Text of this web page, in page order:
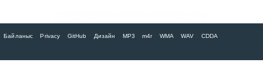
Байланыс Privacy GitHub Дизайн MP3 m4r WMA WAV CDDA